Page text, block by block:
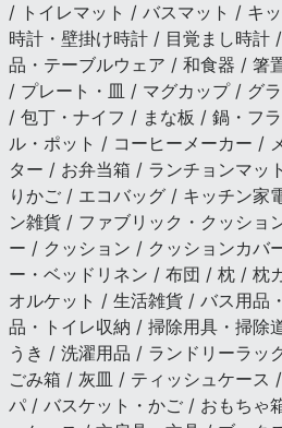
/ トイレマット / バスマット / キ
時計・壁掛け時計 / 目覚まし時計
品・テーブルウェア / 和食器 / 箸
/ プレート・皿 / マグカップ / グ
/ 包丁・ナイフ / まな板 / 鍋・フ
ル・ポット / コーヒーメーカー /
ター / お弁当箱 / ランチョンマッ
りかご / エコバッグ / キッチン家
ン雑貨 / ファブリック・クッショ
ー / クッション / クッションカバ
ー・ベッドリネン / 布団 / 枕 / 枕
オルケット / 生活雑貨 / バス用品
品・トイレ収納 / 掃除用具・掃除
うき / 洗濯用品 / ランドリーラッ
ごみ箱 / 灰皿 / ティッシュケース
パ / バスケット・かご / おもちゃ